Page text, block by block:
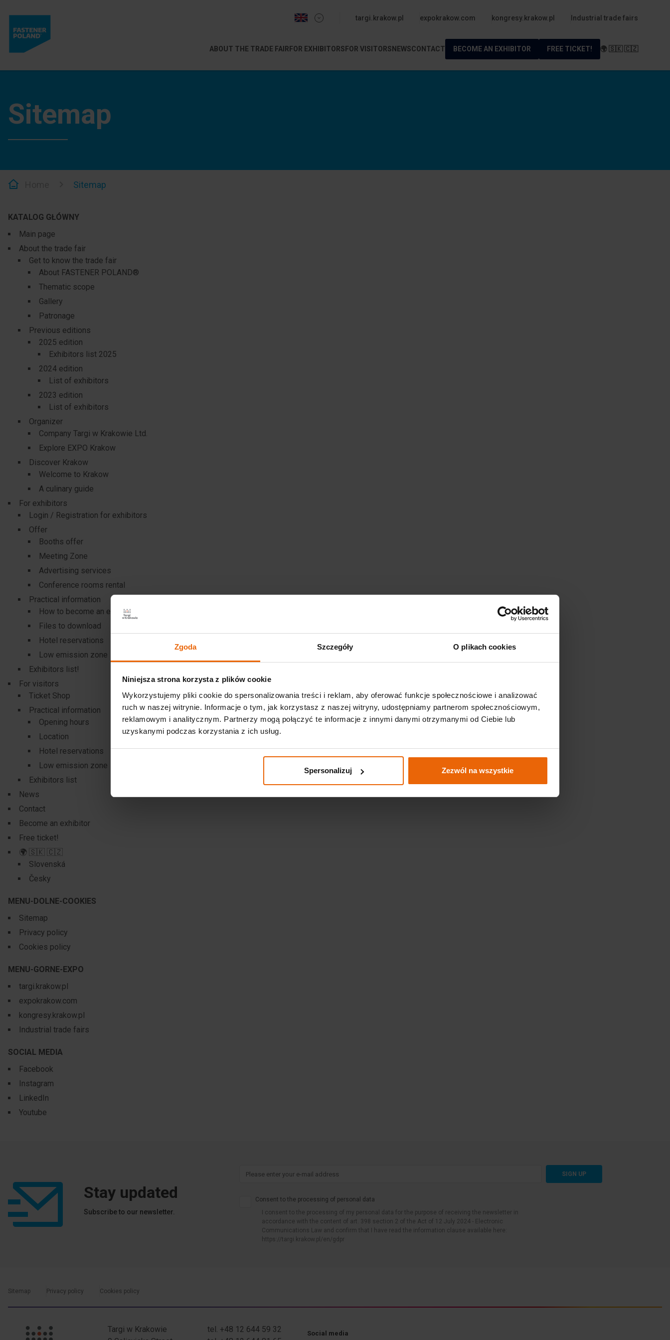
Zgoda Szczegóły O plikach cookies
Niniejsza strona korzysta z plików cookie
Wykorzystujemy pliki cookie do spersonalizowania treści i reklam, aby oferować funkcje społecznościowe i analizować
ruch w naszej witrynie. Informacje o tym, jak korzystasz z naszej witryny, udostępniamy partnerom społecznościowym,
reklamowym i analitycznym. Partnerzy mogą połączyć te informacje z innymi danymi otrzymanymi od Ciebie lub
uzyskanymi podczas korzystania z ich usług.
Spersonalizuj Zezwól na wszystkie
menu-gorne-expo
targi.krakow.pl expokrakow.com kongresy.krakow.pl Industrial trade fairs
ABOUT THE TRADE FAIR FOR EXHIBITORS FOR VISITORS NEWSCONTACT BECOME AN EXHIBITOR FREE TICKET! 🌍 🇸🇰 🇨🇿
Sitemap
Sitemap
KATALOG GŁÓWNY
Main page
About the trade fair
Get to know the trade fair
About FASTENER POLAND®
Thematic scope
Gallery
Patronage
Previous editions
2025 edition
Exhibitors list 2025
2024 edition
List of exhibitors
2023 edition
List of exhibitors
Organizer
Company Targi w Krakowie Ltd.
Explore EXPO Krakow
Discover Krakow
Welcome to Krakow
A culinary guide
For exhibitors
Login / Registration for exhibitors
Offer
Booths offer
Meeting Zone
Advertising services
Conference rooms rental
Practical information
How to become an exhibitor?
Files to download
Hotel reservations
Low emission zone
Exhibitors list!
For visitors
Ticket Shop
Practical information
Opening hours
Location
Hotel reservations
Low emission zone
Exhibitors list
News
Contact
Become an exhibitor
Free ticket!
🌍 🇸🇰 🇨🇿
Slovenská
Česky
MENU-DOLNE-COOKIES
Sitemap
Privacy policy
Cookies policy
MENU-GORNE-EXPO
targi.krakow.pl
expokrakow.com
kongresy.krakow.pl
Industrial trade fairs
SOCIAL MEDIA
Facebook
Instagram
LinkedIn
Youtube
Stay updated
Subscribe to our newsletter.
Consent to the processing of personal data
I consent to the processing of my personal data for the purpose of receiving the newsletter in
accordance with the content of art. 398 section 2 of the Act of 12 July 2024 - Electronic
Communications Law and confirm that I have read the information clause available here:
https://targi.krakow.pl/en/gdpr
SIGN UP
menu dolne-cookies
Sitemap Privacy policy Cookies policy
Targi w Krakowie
tel. +48 12 644 59 32
Social media